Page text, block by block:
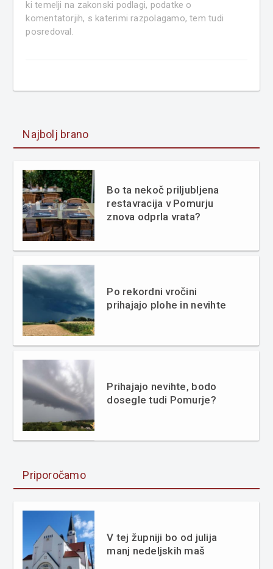
ki temelji na zakonski podlagi, podatke o
komentatorjih, s katerimi razpolagamo, tem tudi
posredoval.
Najbolj brano
Bo ta nekoč priljubljena
restavracija v Pomurju
znova odprla vrata?
Po rekordni vročini
prihajajo plohe in nevihte
Prihajajo nevihte, bodo
dosegle tudi Pomurje?
Priporočamo
V tej župniji bo od julija
manj nedeljskih maš